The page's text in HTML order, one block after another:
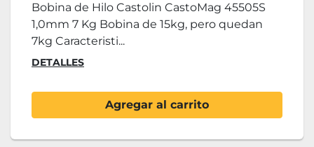
Bobina de Hilo Castolin CastoMag 45505S
1,0mm 7 Kg Bobina de 15kg, pero quedan
7kg Caracteristi...
DETALLES
Agregar al carrito